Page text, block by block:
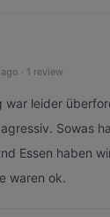
· 1 review
war leider
Sowas
Essen haben
waren ok.